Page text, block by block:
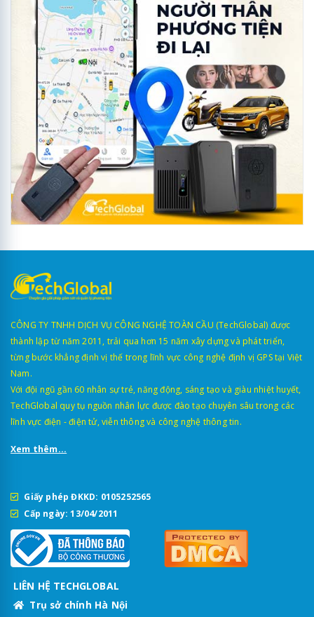
CÔNG TY TNHH DỊCH VỤ CÔNG NGHỆ TOÀN CẦU (TechGlobal) được
thành lập từ năm 2011, trải qua hơn 15 năm xây dựng và phát triển,
từng bước khẳng định vị thế trong lĩnh vực công nghệ định vị GPS tại Việt
Nam.
Với đội ngũ gần 60 nhân sự trẻ, năng động, sáng tạo và giàu nhiệt huyết,
TechGlobal quy tụ nguồn nhân lực được đào tạo chuyên sâu trong các
lĩnh vực điện - điện tử, viễn thông và công nghệ thông tin.
Xem thêm...
Giấy phép ĐKKD: 0105252565
Cấp ngày: 13/04/2011
LIÊN HỆ TECHGLOBAL
Trụ sở chính Hà Nội